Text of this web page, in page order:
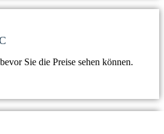
bevor Sie die Preise sehen können.